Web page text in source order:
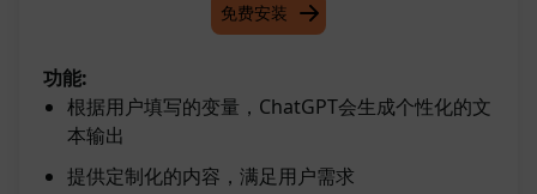
免费安装
功能:
根据用户填写的变量，ChatGPT会生成个性化的文
本输出
提供定制化的内容，满足用户需求